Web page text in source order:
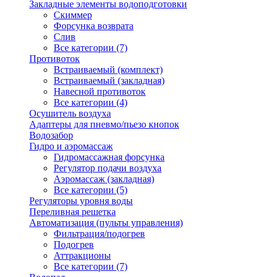
Закладные элементы водоподготовки
Скиммер
Форсунка возврата
Слив
Все категории (7)
Противоток
Встраиваемый (комплект)
Встраиваемый (закладная)
Навесной противоток
Все категории (4)
Осушитель воздуха
Адаптеры для пневмо/пьезо кнопок
Водозабор
Гидро и аэромассаж
Гидромассажная форсунка
Регулятор подачи воздуха
Аэромассаж (закладная)
Все категории (5)
Регуляторы уровня воды
Переливная решетка
Автоматизация (пульты управления)
Фильтрация/подогрев
Подогрев
Аттракционы
Все категории (7)